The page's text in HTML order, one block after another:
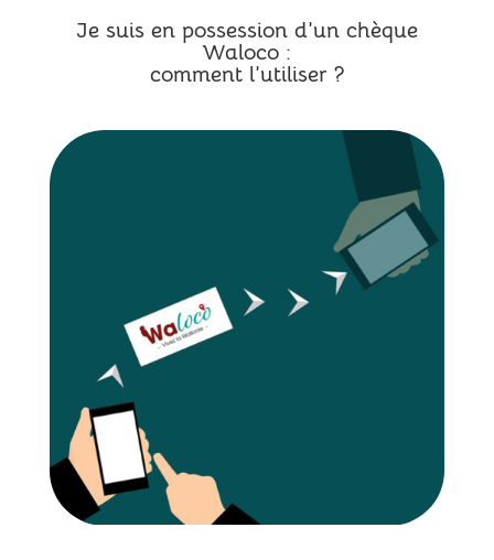
Je suis en possession d’un chèque
Waloco :
comment l’utiliser ?